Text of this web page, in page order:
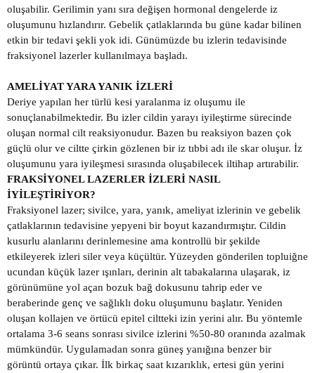
oluşabilir. Gerilimin yanı sıra değişen hormonal dengelerde iz
oluşumunu hızlandırır. Gebelik çatlaklarında bu güne kadar bilinen
etkin bir tedavi şekli yok idi. Günümüzde bu izlerin tedavisinde
fraksiyonel lazerler kullanılmaya başladı.
AMELİYAT YARA YANIK İZLERİ
Deriye yapılan her türlü kesi yaralanma iz oluşumu ile
sonuçlanabilmektedir. Bu izler cildin yarayı iyileştirme sürecinde
oluşan normal cilt reaksiyonudur. Bazen bu reaksiyon bazen çok
güçlü olur ve ciltte çirkin gözlenen bir iz tıbbi adı ile skar oluşur. İz
oluşumunu yara iyileşmesi sırasında oluşabilecek iltihap artırabilir.
FRAKSİYONEL LAZERLER İZLERİ NASIL
İYİLEŞTİRİYOR?
Fraksiyonel lazer; sivilce, yara, yanık, ameliyat izlerinin ve gebelik
çatlaklarının tedavisine yepyeni bir boyut kazandırmıştır. Cildin
kusurlu alanlarını derinlemesine ama kontrollü bir şekilde
etkileyerek izleri siler veya küçültür. Yüzeyden gönderilen topluiğne
ucundan küçük lazer ışınları, derinin alt tabakalarına ulaşarak, iz
görünümüne yol açan bozuk bağ dokusunu tahrip eder ve
beraberinde genç ve sağlıklı doku oluşumunu başlatır. Yeniden
oluşan kollajen ve örtücü epitel ciltteki izin yerini alır. Bu yöntemle
ortalama 3-6 seans sonrası sivilce izlerini %50-80 oranında azalmak
mümkündür. Uygulamadan sonra güneş yanığına benzer bir
görüntü ortaya çıkar. İlk birkaç saat kızarıklık, ertesi gün yerini